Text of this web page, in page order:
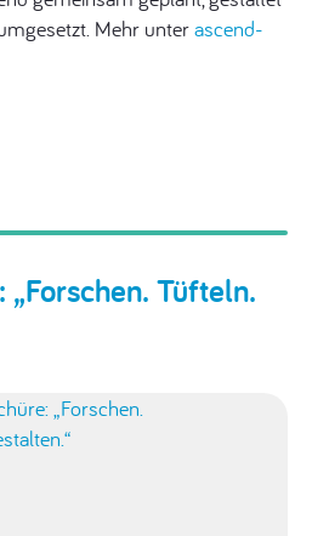
Mehr unterascend-
Tüfteln.